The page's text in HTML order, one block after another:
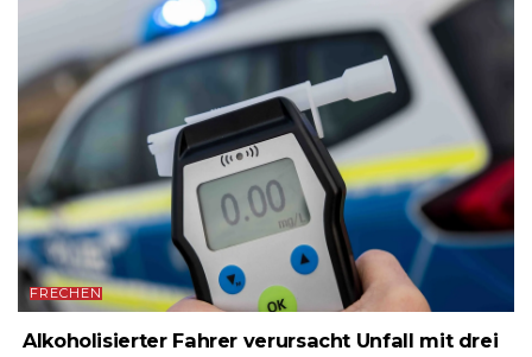
FRECHEN
Alkoholisierter Fahrer verursacht Unfall mit drei